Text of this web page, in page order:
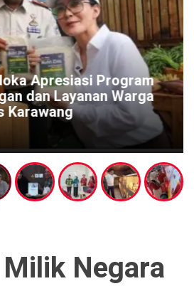
Apresiasi Program
dan Layanan Warga
Karawang
Negara